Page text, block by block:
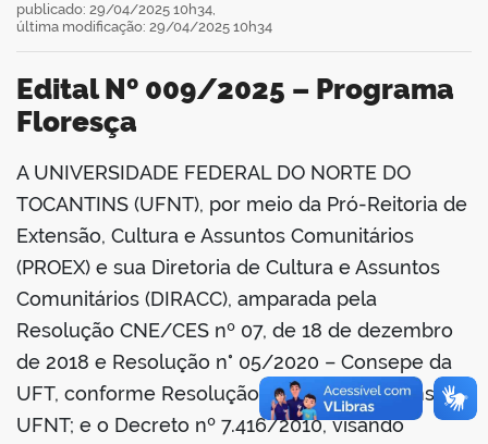
Edital Nº 009/2025 – Programa
Floresça
publicado: 29/04/2025 10h34,
última modificação: 29/04/2025 10h34
A UNIVERSIDADE FEDERAL DO NORTE DO
TOCANTINS (UFNT), por meio da Pró-Reitoria de
Extensão, Cultura e Assuntos Comunitários
(PROEX) e sua Diretoria de Cultura e Assuntos
Comunitários (DIRACC), amparada pela
Resolução CNE/CES nº 07, de 18 de dezembro
de 2018 e Resolução n° 05/2020 – Consepe da
UFT, conforme Resolução n° 25/2024 – Consuni
UFNT; e o Decreto nº 7.416/2010, visando